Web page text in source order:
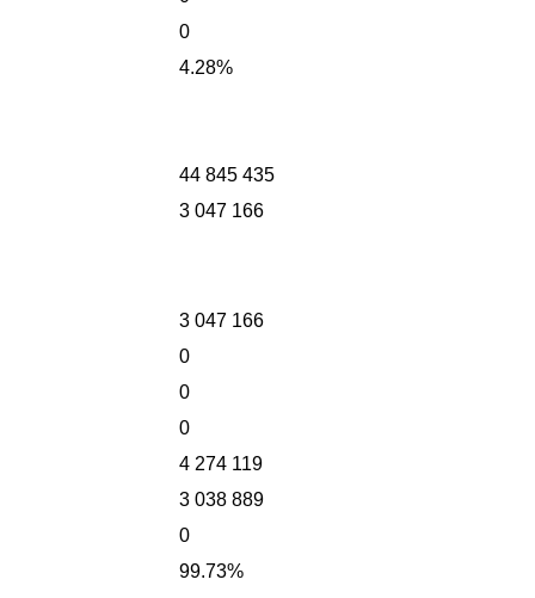
0
4.28%
44 845 435
3 047 166
3 047 166
0
0
0
4 274 119
3 038 889
0
99.73%